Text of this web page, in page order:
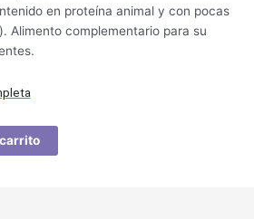
en proteína animal y con pocas
Alimento complementario para su